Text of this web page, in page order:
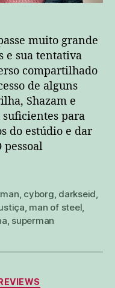
muito grande
e sua tentativa
compartilhado
de alguns
Shazam e
para
do estúdio e dar
pessoal
, cyborg, darkseid,
, man of steel,
, superman